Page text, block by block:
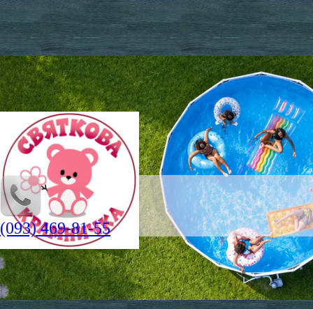
(093) 469-81-55